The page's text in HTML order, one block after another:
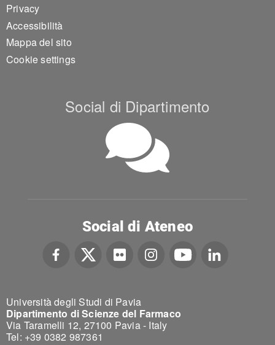
Privacy
Accessibilità
Mappa del sito
Cookie settings
Social di Dipartimento
Università degli Studi di Pavia
Dipartimento di Scienze del Farmaco
Via Taramelli 12, 27100 Pavia - Italy
Tel: +39 0382 987361
Social di Ateneo